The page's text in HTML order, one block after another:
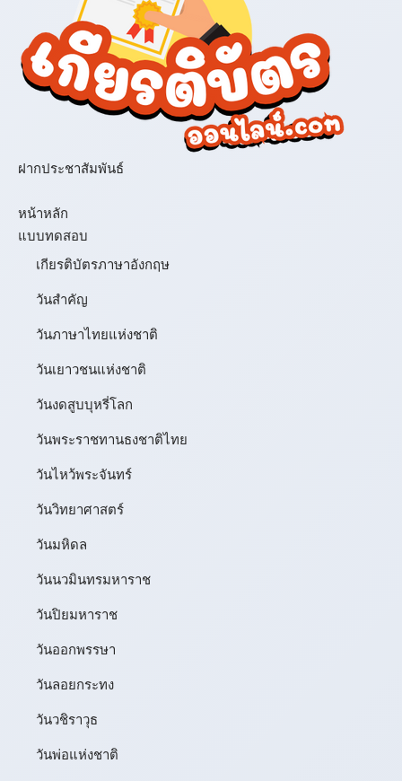
ฝากประชาสัมพันธ์
หน้าหลัก
แบบทดสอบ
เกียรติบัตรภาษาอังกฤษ
วันสำคัญ
วันภาษาไทยแห่งชาติ
วันเยาวชนแห่งชาติ
วันงดสูบบุหรี่โลก
วันพระราชทานธงชาติไทย
วันไหว้พระจันทร์​
วันวิทยาศาสตร์
วันมหิดล
วันนวมินทรมหาราช
วันปิยมหาราช
วันออกพรรษา
วันลอยกระทง
วันวชิราวุธ
วันพ่อแห่งชาติ